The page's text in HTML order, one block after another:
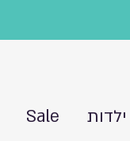
ילדות Sale